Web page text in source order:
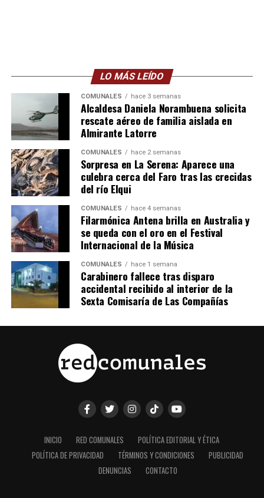
LO MÁS LEÍDO
COMUNALES hace 3 semanas
Alcaldesa Daniela Norambuena solicita
rescate aéreo de familia aislada en
Almirante Latorre
COMUNALES hace 2 semanas
Sorpresa en La Serena: Aparece una
culebra cerca del Faro tras las crecidas
del río Elqui
COMUNALES hace 4 semanas
Filarmónica Antena brilla en Australia y
se queda con el oro en el Festival
Internacional de la Música
COMUNALES hace 1 semana
Carabinero fallece tras disparo
accidental recibido al interior de la
Sexta Comisaría de Las Compañías
INICIO RED COMUNALES
POLÍTICA EDITORIAL Y ÉTICA
POLÍTICA DE PRIVACIDAD
TÉRMINOS Y CONDICIONES
PUBLICIDAD
DENUNCIAS
CONTACTO